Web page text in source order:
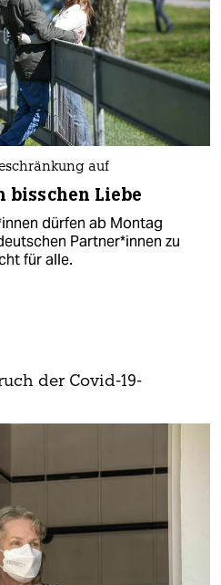
auf
bisschen Liebe
dürfen ab Montag
Partner*innen zu
für alle.
der Covid-19-